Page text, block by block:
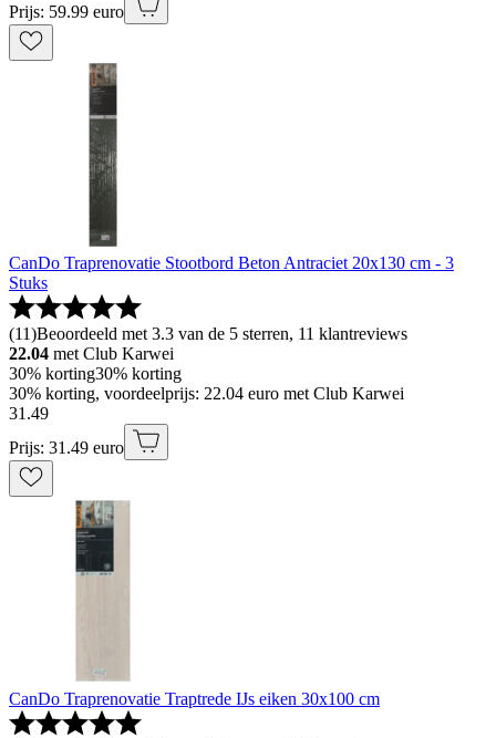
Prijs: 59.99 euro
CanDo Traprenovatie Stootbord Beton Antraciet 20x130 cm - 3
Stuks
(11)Beoordeeld met 3.3 van de 5 sterren, 11 klantreviews
22.04 met Club Karwei
30% korting30% korting
30% korting, voordeelprijs: 22.04 euro met Club Karwei
31 .49
Prijs: 31.49 euro
CanDo Traprenovatie Traptrede IJs eiken 30x100 cm